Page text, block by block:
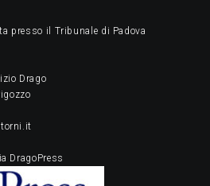
presso il Tribunale di Padova
Drago
DragoPress